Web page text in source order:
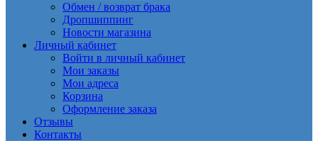
Обмен / возврат брака
Дропшиппинг
Новости магазина
Личный кабинет
Войти в личный кабинет
Мои заказы
Мои адреса
Корзина
Оформление заказа
Отзывы
Контакты